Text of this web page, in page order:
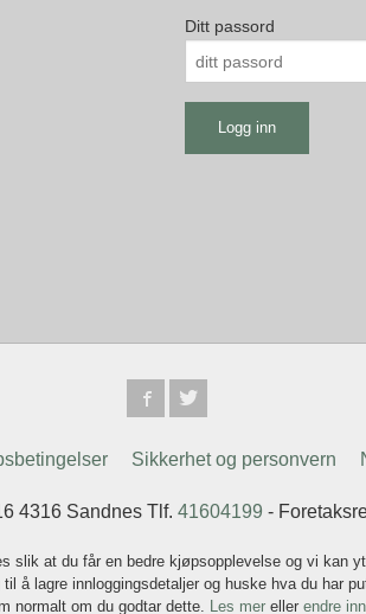
Ditt passord
Sikkerhet og personvern
4316 Sandnes Tlf. 41604199 -
slik at du får en bedre kjøpsopplevelse og vi kan
å lagre innloggingsdetaljer og huske hva du har
normalt om du godtar dette. Les mer eller endre